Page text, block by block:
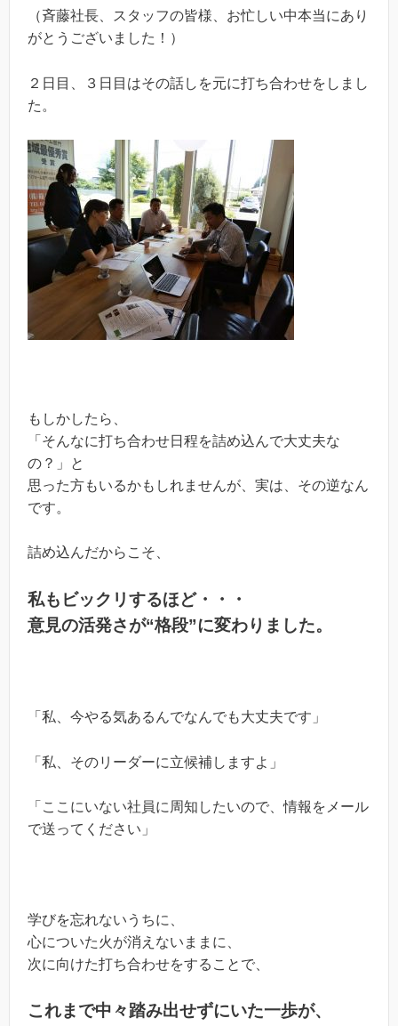
（斉藤社長、スタッフの皆様、お忙しい中本当にあり
がとうございました！）
２日目、３日目はその話しを元に打ち合わせをしまし
た。
もしかしたら、
「そんなに打ち合わせ日程を詰め込んで大丈夫な
の？」と
思った方もいるかもしれませんが、実は、その逆なん
です。
詰め込んだからこそ、
私もビックリするほど・・・
意見の活発さが“格段”に変わりました。
「私、今やる気あるんでなんでも大丈夫です」
「私、そのリーダーに立候補しますよ」
「ここにいない社員に周知したいので、情報をメール
で送ってください」
学びを忘れないうちに、
心についた火が消えないままに、
次に向けた打ち合わせをすることで、
これまで中々踏み出せずにいた一歩が、